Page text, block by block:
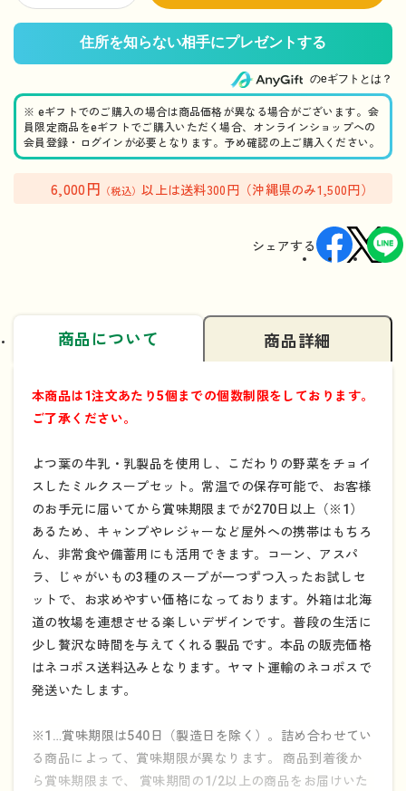
のeギフトとは？
※ eギフトでのご購入の場合は商品価格が異なる場合がございます。会
員限定商品をeギフトでご購入いただく場合、オンラインショップへの
会員登録・ログインが必要となります。予め確認の上ご購入ください。
6,000円 （税込）以上は送料300円（沖縄県のみ1,500円）
シェアする
商品について 商品詳細
本商品は1注文あたり5個までの個数制限をしております。
ご了承ください。
よつ葉の牛乳・乳製品を使用し、こだわりの野菜をチョイ
スしたミルクスープセット。常温での保存可能で、お客様
のお手元に届いてから賞味期限までが270日以上（※1）
あるため、キャンプやレジャーなど屋外への携帯はもちろ
ん、非常食や備蓄用にも活用できます。コーン、アスパ
ラ、じゃがいもの3種のスープが一つずつ入ったお試しセ
ットで、お求めやすい価格になっております。外箱は北海
道の牧場を連想させる楽しいデザインです。普段の生活に
少し贅沢な時間を与えてくれる製品です。本品の販売価格
はネコポス送料込みとなります。ヤマト運輸のネコポスで
発送いたします。
※1…賞味期限は540日（製造日を除く）。詰め合わせてい
る商品によって、賞味期限が異なります。 商品到着後か
ら賞味期限まで、 賞味期間の1/2以上の商品をお届けいた